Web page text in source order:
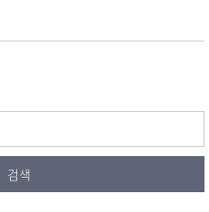
검색